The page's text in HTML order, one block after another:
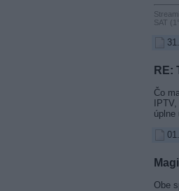
SAT
RE:
Čo
úplne
Obe